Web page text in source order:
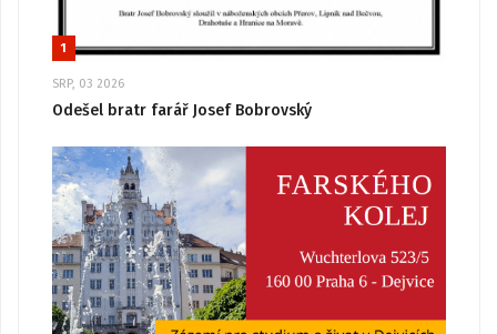
1
SRP, 03 2026
Odešel bratr farář Josef Bobrovský